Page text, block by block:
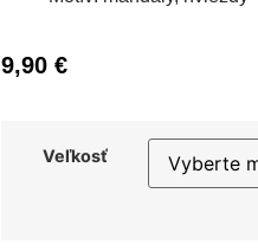
9,90€
Veľkosť